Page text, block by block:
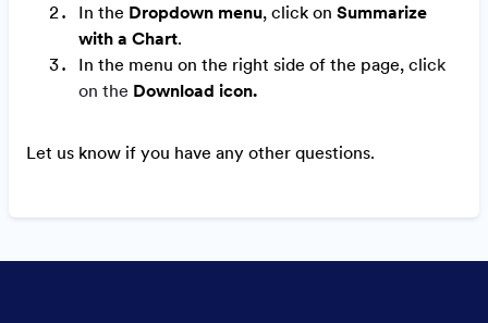
In the Dropdown menu, click on Summarize
with a Chart.
In the menu on the right side of the page, click
on the Download icon.
Let us know if you have any other questions.